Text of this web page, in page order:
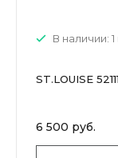
В наличии: 1
ST.LOUISE
6 500 руб.